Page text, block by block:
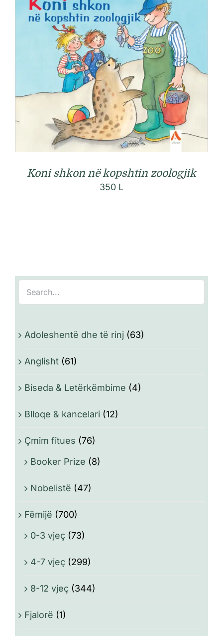
Koni shkon në kopshtin zoologjik
350 L
Adoleshentë dhe të rinj (63)
Anglisht (61)
Biseda & Letërkëmbime (4)
Blloqe & kancelari (12)
Çmim fitues (76)
Booker Prize (8)
Nobelistë (47)
Fëmijë (700)
0-3 vjeç (73)
4-7 vjeç (299)
8-12 vjeç (344)
Fjalorë (1)